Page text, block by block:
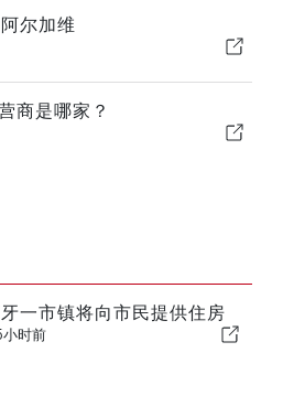
尔加维
商是哪家？
一市镇将向市民提供住房
小时前